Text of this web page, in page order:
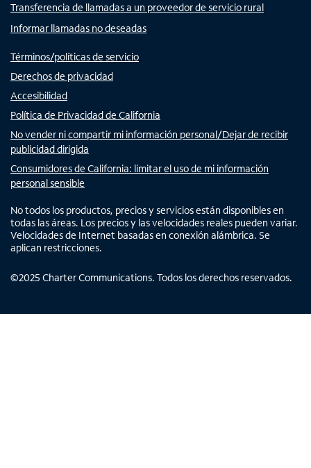
Transferencia de llamadas a un proveedor de servicio rural
Informar llamadas no deseadas
Términos/políticas de servicio
Derechos de privacidad
Accesibilidad
Política de Privacidad de California
No vender ni compartir mi información personal/Dejar de recibir
publicidad dirigida
Consumidores de California: limitar el uso de mi información
personal sensible
No todos los productos, precios y servicios están disponibles en
todas las áreas. Los precios y las velocidades reales pueden variar.
Velocidades de Internet basadas en conexión alámbrica. Se
aplican restricciones.
©2025 Charter Communications. Todos los derechos reservados.